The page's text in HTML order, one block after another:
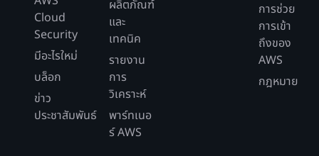
Cloud
Security
มีอะไรใหม่
บล็อก
ข่าว
ประชาสัมพันธ์
ผลิตภัณฑ์
และ
เทคนิค
รายงาน
การ
วิเคราะห์
พาร์ทเนอ
ร์ AWS
การช่วย
การเข้า
ถึงของ
AWS
กฎหมาย